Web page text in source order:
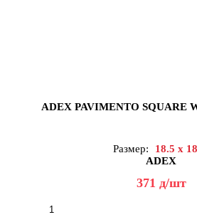
ADEX PAVIMENTO SQUARE
Размер:
18.5 x
ADEX
371 д/шт